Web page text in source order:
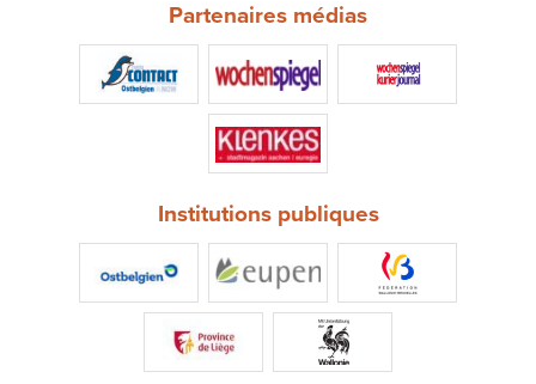
Partenaires médias
Institutions publiques